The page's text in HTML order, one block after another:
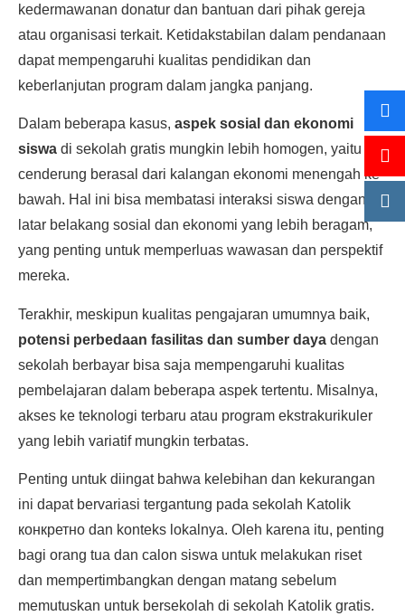
kedermawanan donatur dan bantuan dari pihak gereja
atau organisasi terkait. Ketidakstabilan dalam pendanaan
dapat mempengaruhi kualitas pendidikan dan
keberlanjutan program dalam jangka panjang.
Dalam beberapa kasus, aspek sosial dan ekonomi
siswa di sekolah gratis mungkin lebih homogen, yaitu
cenderung berasal dari kalangan ekonomi menengah ke
bawah. Hal ini bisa membatasi interaksi siswa dengan
latar belakang sosial dan ekonomi yang lebih beragam,
yang penting untuk memperluas wawasan dan perspektif
mereka.
Terakhir, meskipun kualitas pengajaran umumnya baik,
potensi perbedaan fasilitas dan sumber daya dengan
sekolah berbayar bisa saja mempengaruhi kualitas
pembelajaran dalam beberapa aspek tertentu. Misalnya,
akses ke teknologi terbaru atau program ekstrakurikuler
yang lebih variatif mungkin terbatas.
Penting untuk diingat bahwa kelebihan dan kekurangan
ini dapat bervariasi tergantung pada sekolah Katolik
конкретно dan konteks lokalnya. Oleh karena itu, penting
bagi orang tua dan calon siswa untuk melakukan riset
dan mempertimbangkan dengan matang sebelum
memutuskan untuk bersekolah di sekolah Katolik gratis.